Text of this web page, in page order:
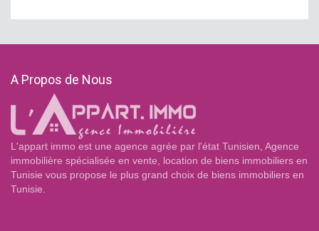
A Propos de Nous
L'appart immo est une agence agrée par l'état Tunisien, Agence
immobilière spécialisée en vente, location de biens immobiliers en
Tunisie vous propose le plus grand choix de biens immobiliers en
Tunisie.